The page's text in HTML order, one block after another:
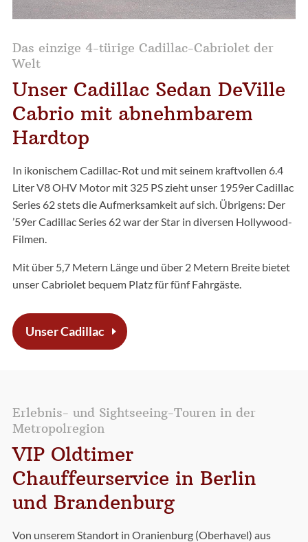
Das einzige 4-türige Cadillac-Cabriolet der
Welt
Unser Cadillac Sedan DeVille
Cabrio mit abnehmbarem
Hardtop
In ikonischem Cadillac-Rot und mit seinem kraftvollen 6.4
Liter V8 OHV Motor mit 325 PS zieht unser 1959er Cadillac
Series 62 stets die Aufmerksamkeit auf sich. Übrigens: Der
’59er Cadillac Series 62 war der Star in diversen Hollywood-
Filmen.
Mit über 5,7 Metern Länge und über 2 Metern Breite bietet
unser Cabriolet bequem Platz für fünf Fahrgäste.
Unser Cadillac
Erlebnis- und Sightseeing-Touren in der
Metropolregion
VIP Oldtimer
Chauffeurservice in Berlin
und Brandenburg
Von unserem Standort in Oranienburg (Oberhavel) aus